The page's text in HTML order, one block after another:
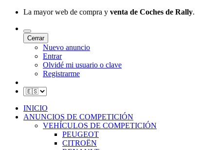
La mayor web de compra y venta de Coches de Rally.
Cerrar
Nuevo anuncio
Entrar
Olvidé mi usuario o clave
Registrarme
INICIO
ANUNCIOS DE COMPETICIÓN
VEHÍCULOS DE COMPETICIÓN
PEUGEOT
CITROËN